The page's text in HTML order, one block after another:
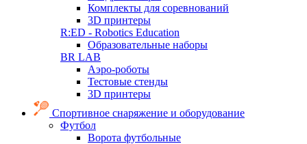
Комплекты для соревнований
3D принтеры
R:ED - Robotics Education
Образовательные наборы
BR LAB
Аэро-роботы
Тестовые стенды
3D принтеры
Спортивное снаряжение и оборудование
Футбол
Ворота футбольные